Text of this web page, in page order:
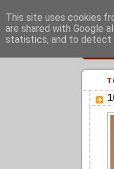
This site uses cookies
are shared with Google
statistics, and to detect